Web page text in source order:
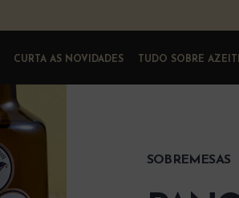
CURTA AS NOVIDADES TUDO SOBRE
SOBREMESAS